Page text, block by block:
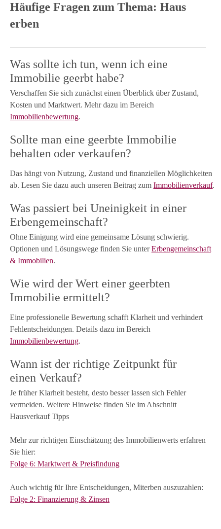
Häufige Fragen zum Thema: Haus
erben
Was sollte ich tun, wenn ich eine
Immobilie geerbt habe?
Verschaffen Sie sich zunächst einen Überblick über Zustand,
Kosten und Marktwert. Mehr dazu im Bereich
Immobilienbewertung.
Sollte man eine geerbte Immobilie
behalten oder verkaufen?
Das hängt von Nutzung, Zustand und finanziellen Möglichkeiten
ab. Lesen Sie dazu auch unseren Beitrag zum Immobilienverkauf.
Was passiert bei Uneinigkeit in einer
Erbengemeinschaft?
Ohne Einigung wird eine gemeinsame Lösung schwierig.
Optionen und Lösungswege finden Sie unterErbengemeinschaft
& Immobilien.
Wie wird der Wert einer geerbten
Immobilie ermittelt?
Eine professionelle Bewertung schafft Klarheit und verhindert
Fehlentscheidungen. Details dazu im Bereich
Immobilienbewertung.
Wann ist der richtige Zeitpunkt für
einen Verkauf?
Je früher Klarheit besteht, desto besser lassen sich Fehler
vermeiden. Weitere Hinweise finden Sie im Abschnitt
Hausverkauf Tipps
Mehr zur richtigen Einschätzung des Immobilienwerts erfahren
Sie hier:
Folge 6: Marktwert & Preisfindung
Auch wichtig für Ihre Entscheidungen, Miterben auszuzahlen:
Folge 2: Finanzierung & Zinsen